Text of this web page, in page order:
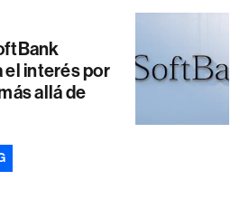
el interés por
allá de